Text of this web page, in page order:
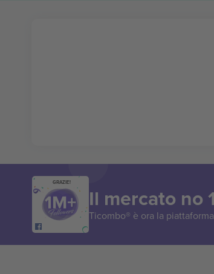
GRAZIE!
Il mercato no
Ticombo® è ora la